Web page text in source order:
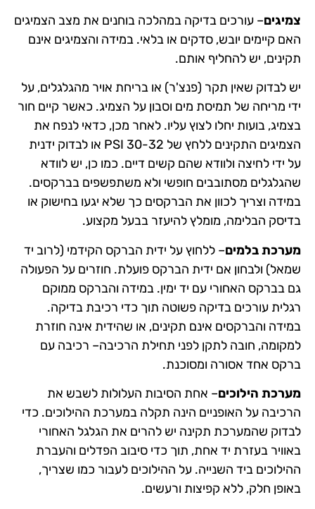
צמיגים– עורכים בדיקה במהלכה בוחנים את מצב הצמיגים
האם קיימים יובש, סדקים או בלאי. במידה והצמיגים אינם
תקינים, יש להחליף אותם.
יש לבדוק שאין תקר (פנצ'ר) או בריחת אויר מהגלגלים, על
ידי מריחה של תמיסת מים וסבון על הצמיג. כאשר קיים חור
בצמיג, בועות יחלו לצוץ עליו. לאחר מכן, כדאי לנפח את
הצמיגים התקינים ללחץ של 30-32 PSI או לבדוק ידנית
על ידי לחיצה ולוודא שהם קשים דיים. כמו כן, יש לוודא
שהגלגלים מסתובבים חופשי ולא משתפשפים בברקסים.
במידה וצריך לכוון את הברקסים כך שלא יגעו בחישוק או
בדיסק הבלימה, מומלץ להיעזר בבעל מקצוע.
מערכת בלמים– ללחוץ על ידית הברקס הקידמי (לרוב יד
שמאל) ולבחון אם ידית הברקס פועלת. חוזרים על הפעולה
גם בברקס האחורי עם יד ימין. במידה והברקס ממוקם
רגלית עורכים בדיקה פשוטה תוך כדי רכיבת בדיקה.
במידה והברקסים אינם תקינים, או שהידית אינה חוזרת
למקומה, חובה לתקן לפני תחילת הרכיבה– רכיבה עם
ברקס אחד אסורה ומסוכנת.
מערכת הילוכים– אחת הסיבות העלולות לשבש את
הרכיבה על האופניים הינה תקלה במערכת ההילוכים. כדי
לבדוק שהמערכת תקינה יש להרים את הגלגל האחורי
באוויר בעזרת יד אחת, תוך כדי סיבוב הפדלים והעברת
ההילוכים ביד השנייה. על ההילוכים לעבור כמו שצריך,
באופן חלק, ללא קפיצות ורעשים.